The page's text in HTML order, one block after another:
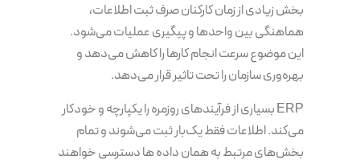
بخش زیادی از زمان کارکنان صرف ثبت اطلاعات،
هماهنگی بین واحدها و پیگیری عملیات می‌شود.
این موضوع سرعت انجام کارها را کاهش می‌دهد و
بهره‌وری سازمان را تحت تاثیر قرار می‌دهد.
ERP بسیاری از فرآیندهای روزمره را یکپارچه و خودکار
می‌کند. اطلاعات فقط یک‌بار ثبت می‌شوند و تمام
بخش‌های مرتبط به همان داده ها دسترسی خواهند